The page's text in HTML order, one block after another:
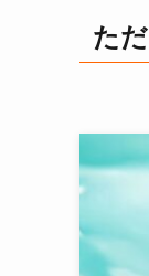
た